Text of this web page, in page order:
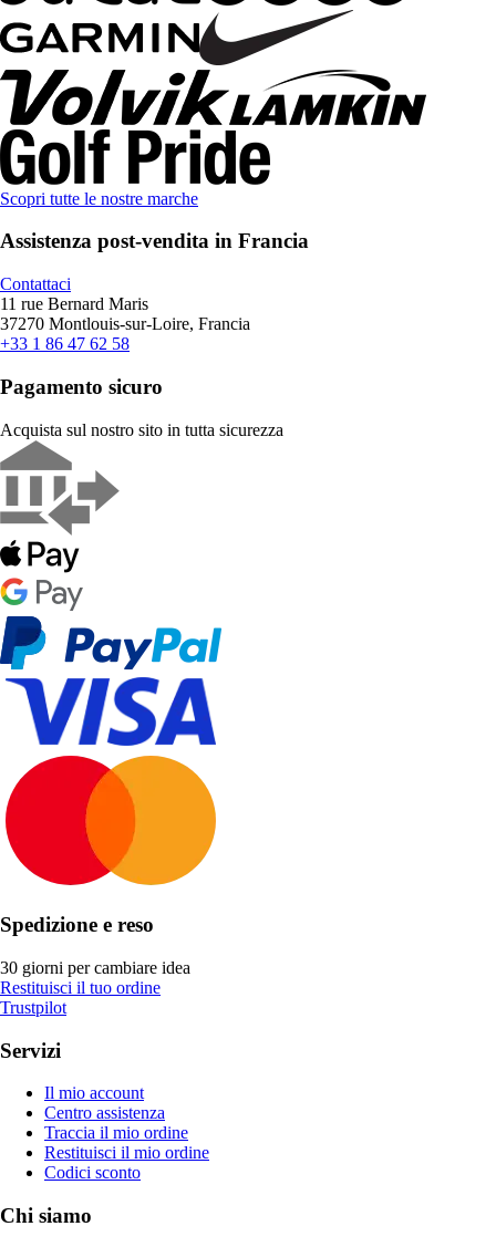
Scopri tutte le nostre marche
Assistenza post-vendita in Francia
Contattaci
11 rue Bernard Maris
37270 Montlouis-sur-Loire, Francia
+33 1 86 47 62 58
Pagamento sicuro
Acquista sul nostro sito in tutta sicurezza
Spedizione e reso
30 giorni per cambiare idea
Restituisci il tuo ordine
Trustpilot
Servizi
Il mio account
Centro assistenza
Traccia il mio ordine
Restituisci il mio ordine
Codici sconto
Chi siamo